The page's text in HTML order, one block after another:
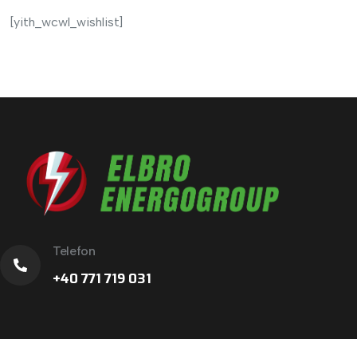
[yith_wcwl_wishlist]
Telefon
+40 771 719 031